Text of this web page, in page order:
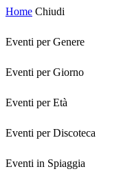
Home Chiudi
Eventi per Genere
Eventi per Giorno
Eventi per Età
Eventi per Discoteca
Eventi in Spiaggia